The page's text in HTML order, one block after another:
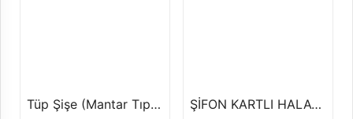
Tüp Şişe (Mantar Tıpalı-50 Adet) ŞİFON KARTLI HALAY MENDİLİ